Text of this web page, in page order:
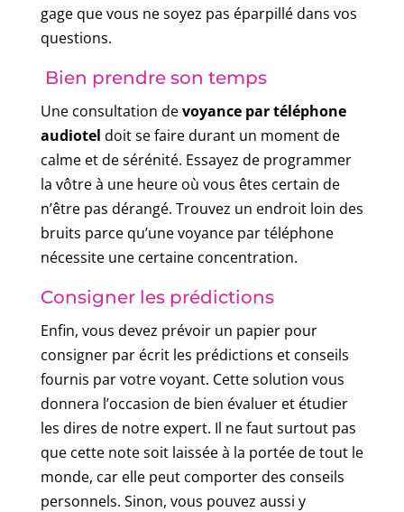
gage que vous ne soyez pas éparpillé dans vos
questions.
Bien prendre son temps
Une consultation devoyance par téléphone
audiotel doit se faire durant un moment de
calme et de sérénité. Essayez de programmer
la vôtre à une heure où vous êtes certain de
n’être pas dérangé. Trouvez un endroit loin des
bruits parce qu’une voyance par téléphone
nécessite une certaine concentration.
Consigner les prédictions
Enfin, vous devez prévoir un papier pour
consigner par écrit les prédictions et conseils
fournis par votre voyant. Cette solution vous
donnera l’occasion de bien évaluer et étudier
les dires de notre expert. Il ne faut surtout pas
que cette note soit laissée à la portée de tout le
monde, car elle peut comporter des conseils
personnels. Sinon, vous pouvez aussi y